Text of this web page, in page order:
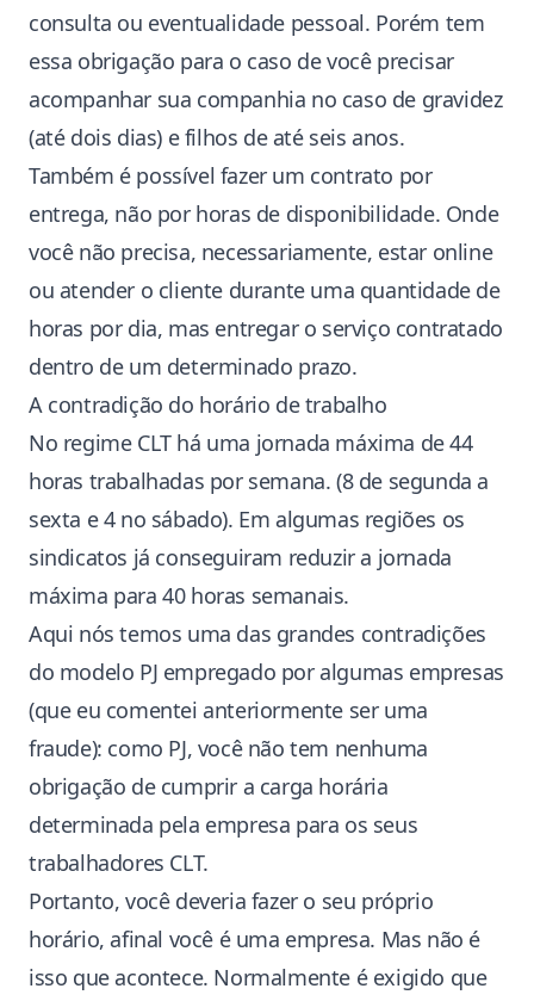
consulta ou eventualidade pessoal. Porém tem
essa obrigação para o caso de você precisar
acompanhar sua companhia no caso de gravidez
(até dois dias) e filhos de até seis anos.
Também é possível fazer um contrato por
entrega, não por horas de disponibilidade. Onde
você não precisa, necessariamente, estar online
ou atender o cliente durante uma quantidade de
horas por dia, mas entregar o serviço contratado
dentro de um determinado prazo.
A contradição do horário de trabalho
No regime CLT há uma jornada máxima de 44
horas trabalhadas por semana. (8 de segunda a
sexta e 4 no sábado). Em algumas regiões os
sindicatos já conseguiram reduzir a jornada
máxima para 40 horas semanais.
Aqui nós temos uma das grandes contradições
do modelo PJ empregado por algumas empresas
(que eu comentei anteriormente ser uma
fraude): como PJ, você não tem nenhuma
obrigação de cumprir a carga horária
determinada pela empresa para os seus
trabalhadores CLT.
Portanto, você deveria fazer o seu próprio
horário, afinal você é uma empresa. Mas não é
isso que acontece. Normalmente é exigido que